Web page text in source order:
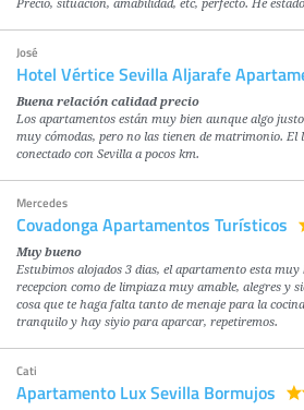
Precio, situación, amabilidad, etc, perfecto. He
José
Hotel Vértice Sevilla Aljarafe
Buena relación calidad precio
Los apartamentos están muy bien aunque algo
muy cómodas, pero no las tienen de matrimonio. El
conectado con Sevilla a pocos km.
Mercedes
Covadonga Apartamentos Turísticos
Muy bueno
Estubimos alojados 3 dias, el apartamento esta
recepcion como de limpiaza muy amable, alegres y
cosa que te haga falta tanto de menaje para la
tranquilo y hay siyio para aparcar, repetiremos.
Cati
Apartamento Lux Sevilla Bormujos